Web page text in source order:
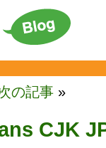
の記事 »
CJK